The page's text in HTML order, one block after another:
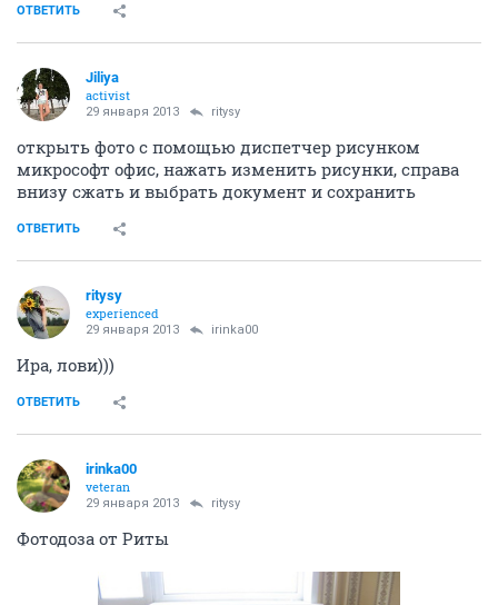
ОТВЕТИТЬ
Jiliya
activist
29 января 2013 ritysy
открыть фото с помощью диспетчер рисунком
микрософт офис, нажать изменить рисунки, справа
внизу сжать и выбрать документ и сохранить
ОТВЕТИТЬ
ritysy
experienced
29 января 2013 irinka00
Ира, лови)))
ОТВЕТИТЬ
irinka00
veteran
29 января 2013 ritysy
Фотодоза от Риты